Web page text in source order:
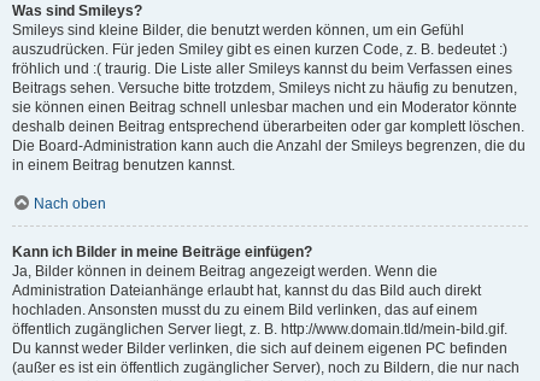
Was sind Smileys?
Smileys sind kleine Bilder, die benutzt werden können, um ein Gefühl
auszudrücken. Für jeden Smiley gibt es einen kurzen Code, z. B. bedeutet :)
fröhlich und :( traurig. Die Liste aller Smileys kannst du beim Verfassen eines
Beitrags sehen. Versuche bitte trotzdem, Smileys nicht zu häufig zu benutzen,
sie können einen Beitrag schnell unlesbar machen und ein Moderator könnte
deshalb deinen Beitrag entsprechend überarbeiten oder gar komplett löschen.
Die Board-Administration kann auch die Anzahl der Smileys begrenzen, die du
in einem Beitrag benutzen kannst.
Nach oben
Kann ich Bilder in meine Beiträge einfügen?
Ja, Bilder können in deinem Beitrag angezeigt werden. Wenn die
Administration Dateianhänge erlaubt hat, kannst du das Bild auch direkt
hochladen. Ansonsten musst du zu einem Bild verlinken, das auf einem
öffentlich zugänglichen Server liegt, z. B. http://www.domain.tld/mein-bild.gif.
Du kannst weder Bilder verlinken, die sich auf deinem eigenen PC befinden
(außer es ist ein öffentlich zugänglicher Server), noch zu Bildern, die nur nach